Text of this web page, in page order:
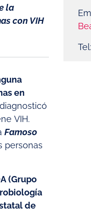
la
con VIH
en
VIH.
Famoso
personas
(Grupo
de